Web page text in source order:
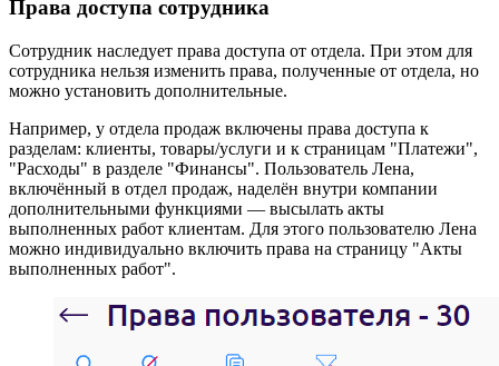
Права доступа сотрудника
Сотрудник наследует права доступа от отдела. При этом для
сотрудника нельзя изменить права, полученные от отдела, но
можно установить дополнительные.
Например, у отдела продаж включены права доступа к
разделам: клиенты, товары/услуги и к страницам "Платежи",
"Расходы" в разделе "Финансы". Пользователь Лена,
включённый в отдел продаж, наделён внутри компании
дополнительными функциями — высылать акты
выполненных работ клиентам. Для этого пользователю Лена
можно индивидуально включить права на страницу "Акты
выполненных работ".